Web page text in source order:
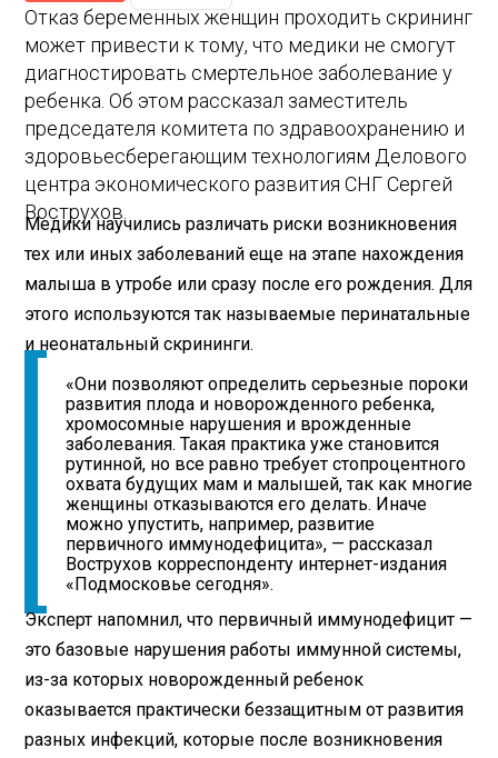
Отказ беременных женщин проходить скрининг
может привести к тому, что медики не смогут
диагностировать смертельное заболевание у
ребенка. Об этом рассказал заместитель
председателя комитета по здравоохранению и
здоровьесберегающим технологиям Делового
центра экономического развития СНГ Сергей
Вострухов.
Медики научились различать риски возникновения
тех или иных заболеваний еще на этапе нахождения
малыша в утробе или сразу после его рождения. Для
этого используются так называемые перинатальные
и неонатальный скрининги.
«Они позволяют определить серьезные пороки
развития плода и новорожденного ребенка,
хромосомные нарушения и врожденные
заболевания. Такая практика уже становится
рутинной, но все равно требует стопроцентного
охвата будущих мам и малышей, так как многие
женщины отказываются его делать. Иначе
можно упустить, например, развитие
первичного иммунодефицита», — рассказал
Вострухов корреспонденту интернет-издания
«Подмосковье сегодня».
Эксперт напомнил, что первичный иммунодефицит —
это базовые нарушения работы иммунной системы,
из-за которых новорожденный ребенок
оказывается практически беззащитным от развития
разных инфекций, которые после возникновения